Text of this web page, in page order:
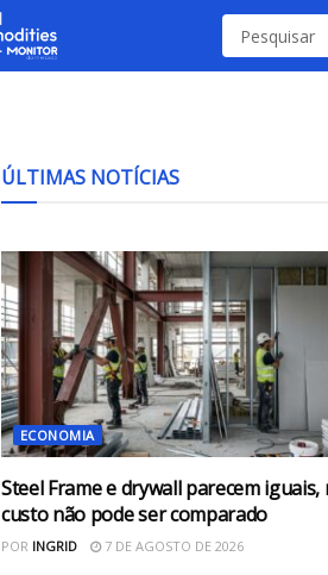
ÚLTIMAS NOTÍCIAS
ECONOMIA
Steel Frame e drywall parecem iguais,
custo não pode ser comparado
POR INGRID 7 DE AGOSTO DE 2026